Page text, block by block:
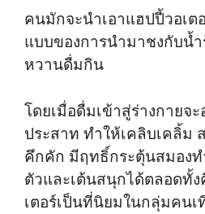
คนมักจะนำเอาแฮปปี้วอเต
แบบของการนำมาชงกับน้
หวานดื่มกิน
โดยเมื่อดื่มเข้าสู่ร่างกายจ
ประสาท ทำให้เคลิบเคลิ้ม
คึกคัก มีฤทธิ์กระตุ้นสมอง
ตัวและเต้นสนุกได้ตลอดทั้
เตอร์เป็นที่นิยมในกลุ่มคนเ